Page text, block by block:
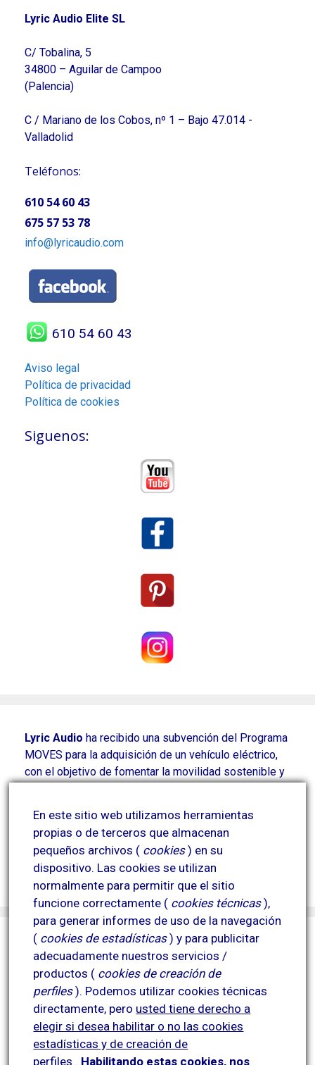
Lyric Audio Elite SL
C/ Tobalina, 5
34800 – Aguilar de Campoo
(Palencia)
C / Mariano de los Cobos, nº 1 – Bajo 47.014 -
Valladolid
Teléfonos:
610 54 60 43
675 57 53 78
info@lyricaudio.com
610 54 60 43
Aviso legal
Política de privacidad
Política de cookies
Siguenos:
Lyric Audio ha recibido una subvención del Programa
MOVES para la adquisición de un vehículo eléctrico,
con el objetivo de fomentar la movilidad sostenible y
Esta actuación contribuye a la mejora de la eficiencia
energética y a la reducción del impacto ambiental.
Proyecto financiado por el Plan MOVES y
cofinanciado por la Unión Europea.
En este sitio web utilizamos herramientas
propias o de terceros que almacenan
pequeños archivos ( cookies) en su
dispositivo. Las cookies se utilizan
normalmente para permitir que el sitio
funcione correctamente ( cookies técnicas),
para generar informes de uso de la navegación
( cookies de estadísticas) y para publicitar
adecuadamente nuestros servicios /
productos ( cookies de creación de
perfiles). Podemos utilizar cookies técnicas
directamente, pero usted tiene derecho a
elegir si desea habilitar o no las cookies
estadísticas y de creación de
perfiles . Habilitando estas cookies, nos